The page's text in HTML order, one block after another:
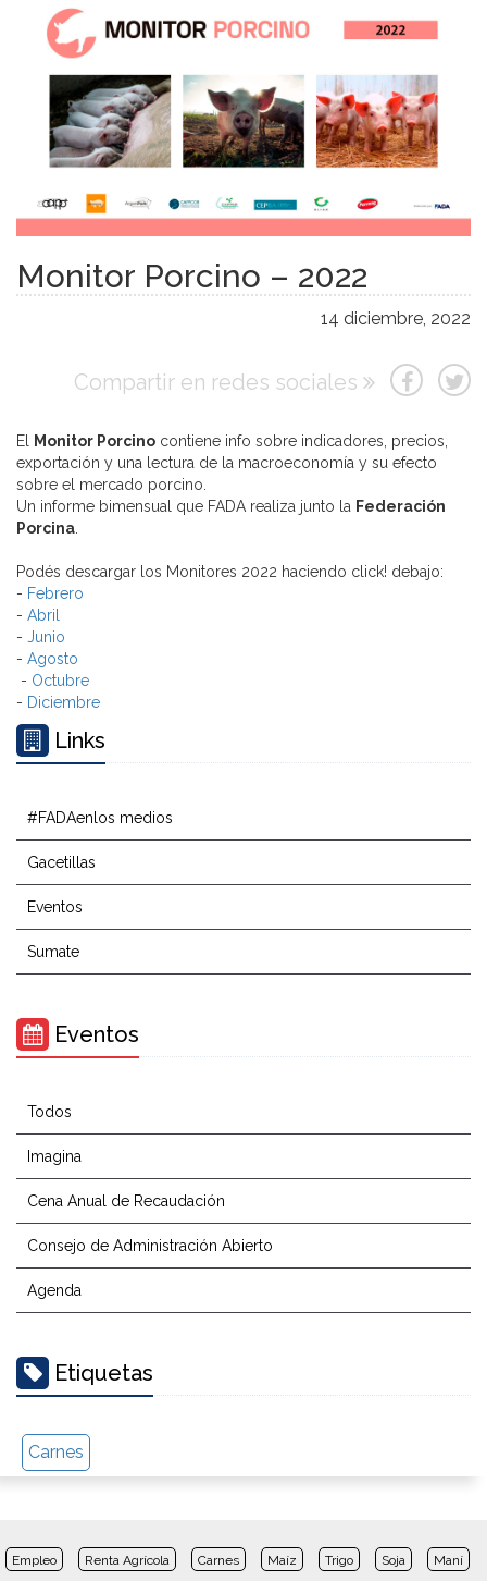
Monitor Porcino – 2022
14 diciembre, 2022
Compartir en redes sociales
El Monitor Porcino contiene info sobre indicadores, precios,
exportación y una lectura de la macroeconomía y su efecto
sobre el mercado porcino.
Un informe bimensual que FADA realiza junto la Federación
Porcina
Podés descargar los Monitores 2022 haciendo click! debajo:
- Febrero
- Abril
- Junio
- Agosto
- Octubre
- Diciembre
Links
#FADAenlos medios
Gacetillas
Eventos
Sumate
Eventos
Todos
Imagina
Cena Anual de Recaudación
Consejo de Administración Abierto
Agenda
Etiquetas
Carnes
Empleo Renta Agrícola Carnes Maíz Trigo Soja Maní